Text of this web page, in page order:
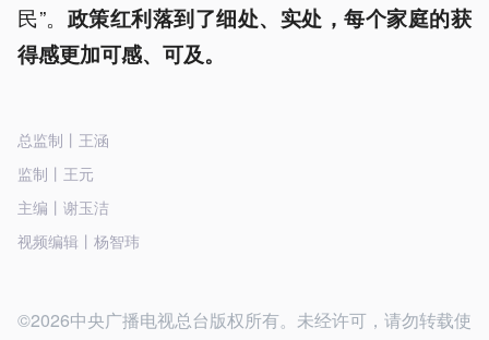
民”。 政策红利落到了细处、实处，每个家庭的获
得感更加可感、可及。
总监制丨王涵
监制丨王元
主编丨谢玉洁
视频编辑丨杨智玮
©2026中央广播电视总台版权所有。未经许可，请勿转载使